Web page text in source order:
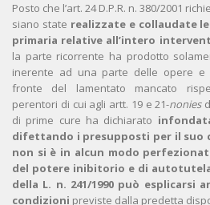
Posto che l’art. 24 D.P.R. n. 380/2001
siano state realizzate e collaudate
primaria relative all’intero
la parte ricorrente ha prodotto
inerente ad una parte delle opere e
fronte del lamentato mancato
perentori di cui agli artt. 19 e 21-nonies
di prime cure ha dichiarato
difettando i presupposti per il suo
non si è in alcun modo
del potere inibitorio e di
della L. n. 241/1990 può esplicarsi
condizioni previste dalla predetta